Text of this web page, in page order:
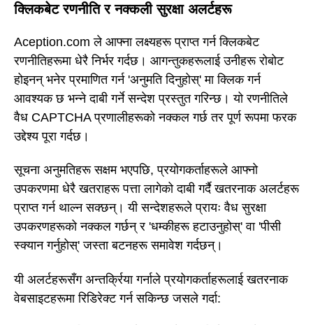
क्लिकबेट रणनीति र नक्कली सुरक्षा अलर्टहरू
Aception.com ले आफ्ना लक्ष्यहरू प्राप्त गर्न क्लिकबेट
रणनीतिहरूमा धेरै निर्भर गर्दछ। आगन्तुकहरूलाई उनीहरू रोबोट
होइनन् भनेर प्रमाणित गर्न 'अनुमति दिनुहोस्' मा क्लिक गर्न
आवश्यक छ भन्ने दाबी गर्ने सन्देश प्रस्तुत गरिन्छ। यो रणनीतिले
वैध CAPTCHA प्रणालीहरूको नक्कल गर्छ तर पूर्ण रूपमा फरक
उद्देश्य पूरा गर्दछ।
सूचना अनुमतिहरू सक्षम भएपछि, प्रयोगकर्ताहरूले आफ्नो
उपकरणमा धेरै खतराहरू पत्ता लागेको दाबी गर्दै खतरनाक अलर्टहरू
प्राप्त गर्न थाल्न सक्छन्। यी सन्देशहरूले प्रायः वैध सुरक्षा
उपकरणहरूको नक्कल गर्छन् र 'धम्कीहरू हटाउनुहोस्' वा 'पीसी
स्क्यान गर्नुहोस्' जस्ता बटनहरू समावेश गर्दछन्।
यी अलर्टहरूसँग अन्तर्क्रिया गर्नाले प्रयोगकर्ताहरूलाई खतरनाक
वेबसाइटहरूमा रिडिरेक्ट गर्न सकिन्छ जसले गर्दा: